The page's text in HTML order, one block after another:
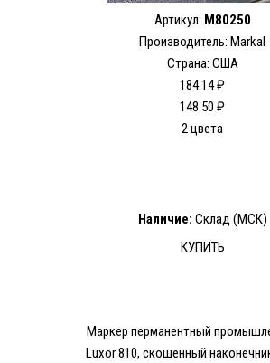
Артикул: M80250
Производитель: Markal
Страна: США
184.14 ₽
148.50 ₽
2 цвета
Наличие: Склад (МСК)
КУПИТЬ
Маркер перманентный
Luxor 810, скошенный